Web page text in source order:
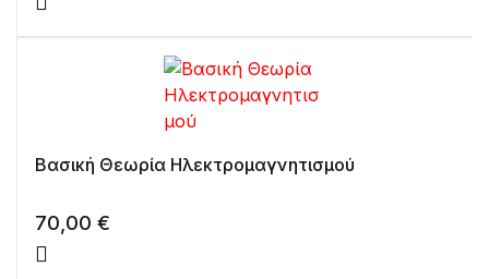
Βασική Θεωρία Ηλεκτρομαγνητισμού
70,00 €